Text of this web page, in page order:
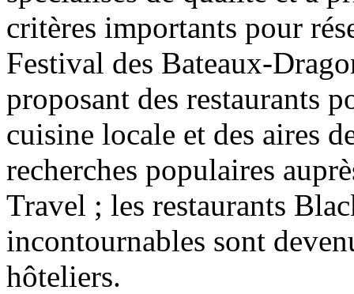
critères importants pour
Festival des Bateaux-
proposant des restaurants
cuisine locale et des aires
recherches populaires
Travel ; les restaurants
incontournables sont
hôteliers.